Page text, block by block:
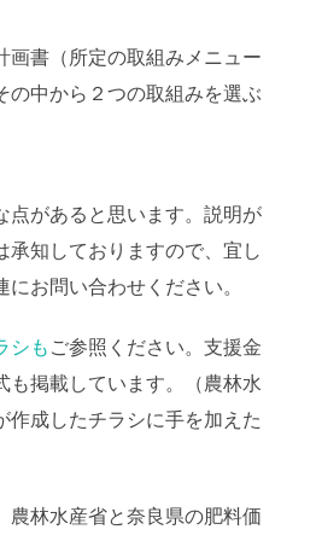
書（所定の取組みメニュー
の中から２つの取組みを選ぶ
）
点があると思います。説明が
承知しておりますので、宜し
にお問い合わせください。
シも ご参照ください。支援金
も掲載しています。（農林水
作成したチラシに手を加えた
、農林水産省と奈良県の肥料価